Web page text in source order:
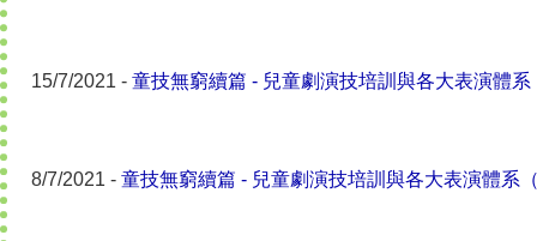
15/7/2021 - 童技無窮續篇 - 兒童劇演技培訓與各大表演體系
8/7/2021 - 童技無窮續篇 - 兒童劇演技培訓與各大表演體系